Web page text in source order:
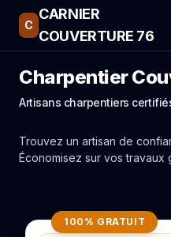
C
CARNIER
COUVERTURE 76
Charpentier
Artisans charpentiers
Trouvez un artisan de
Économisez sur vos travaux
100% GRATUIT